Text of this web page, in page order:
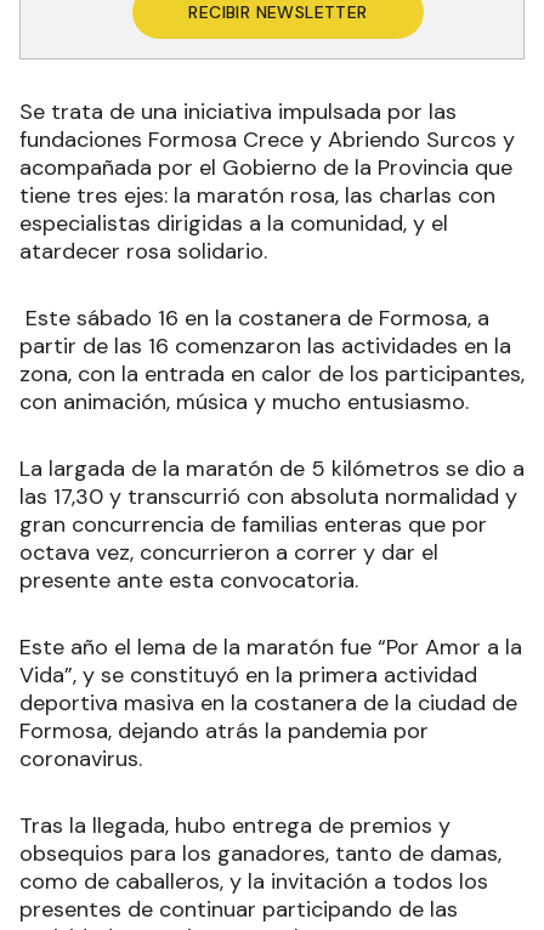
RECIBIR NEWSLETTER
Se trata de una iniciativa impulsada por las
fundaciones Formosa Crece y Abriendo Surcos y
acompañada por el Gobierno de la Provincia que
tiene tres ejes: la maratón rosa, las charlas con
especialistas dirigidas a la comunidad, y el
atardecer rosa solidario.
Este sábado 16 en la costanera de Formosa, a
partir de las 16 comenzaron las actividades en la
zona, con la entrada en calor de los participantes,
con animación, música y mucho entusiasmo.
La largada de la maratón de 5 kilómetros se dio a
las 17,30 y transcurrió con absoluta normalidad y
gran concurrencia de familias enteras que por
octava vez, concurrieron a correr y dar el
presente ante esta convocatoria.
Este año el lema de la maratón fue “Por Amor a la
Vida”, y se constituyó en la primera actividad
deportiva masiva en la costanera de la ciudad de
Formosa, dejando atrás la pandemia por
coronavirus.
Tras la llegada, hubo entrega de premios y
obsequios para los ganadores, tanto de damas,
como de caballeros, y la invitación a todos los
presentes de continuar participando de las